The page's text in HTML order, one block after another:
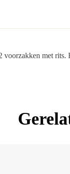
voorzakken met rits.